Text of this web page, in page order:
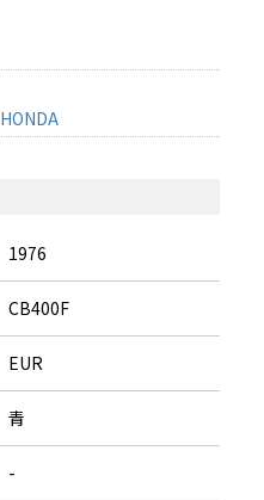
HONDA
1976
CB400F
EUR
青
-